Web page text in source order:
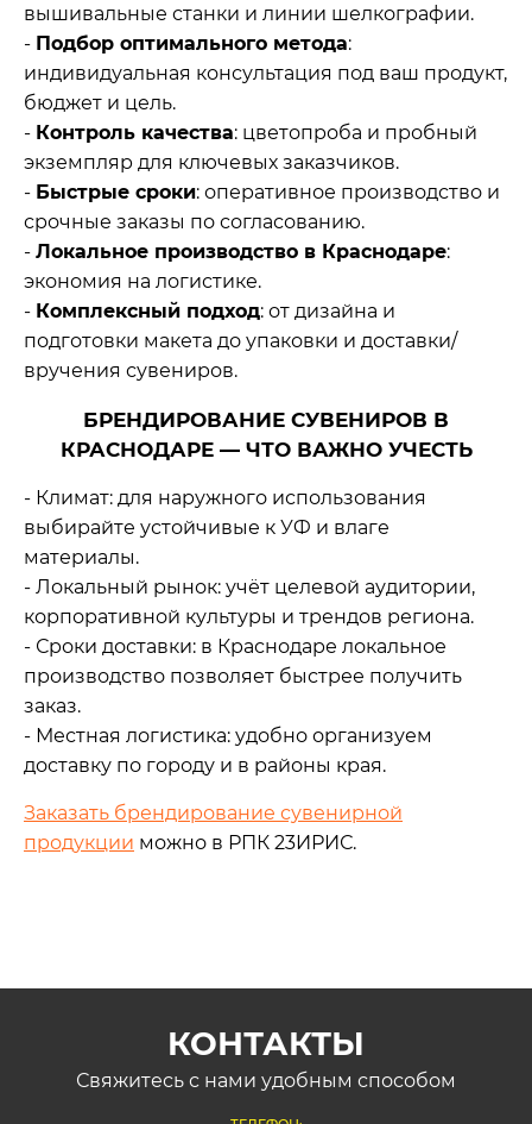
вышивальные станки и линии шелкографии.
- Подбор оптимального метода:
индивидуальная консультация под ваш продукт,
бюджет и цель.
- Контроль качества: цветопроба и пробный
экземпляр для ключевых заказчиков.
- Быстрые сроки: оперативное производство и
срочные заказы по согласованию.
- Локальное производство в Краснодаре:
экономия на логистике.
- Комплексный подход: от дизайна и
подготовки макета до упаковки и доставки/
вручения сувениров.
БРЕНДИРОВАНИЕ СУВЕНИРОВ В
КРАСНОДАРЕ — ЧТО ВАЖНО УЧЕСТЬ
- Климат: для наружного использования
выбирайте устойчивые к УФ и влаге
материалы.
- Локальный рынок: учёт целевой аудитории,
корпоративной культуры и трендов региона.
- Сроки доставки: в Краснодаре локальное
производство позволяет быстрее получить
заказ.
- Местная логистика: удобно организуем
доставку по городу и в районы края.
Заказать брендирование сувенирной
продукции можно в РПК 23ИРИС.
КОНТАКТЫ
Свяжитесь с нами удобным способом